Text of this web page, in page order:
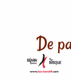
De